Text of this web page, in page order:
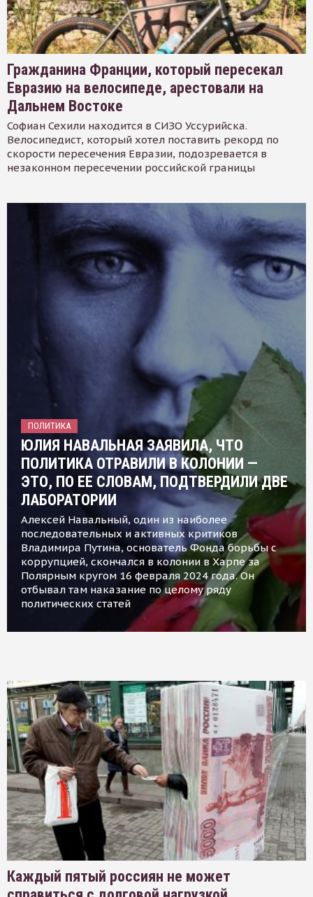
Гражданина Франции, который пересекал
Евразию на велосипеде, арестовали на
Дальнем Востоке
Софиан Сехили находится в СИЗО Уссурийска.
Велосипедист, который хотел поставить рекорд по
скорости пересечения Евразии, подозревается в
незаконном пересечении российской границы
ПОЛИТИКА
ЮЛИЯ НАВАЛЬНАЯ ЗАЯВИЛА, ЧТО
ПОЛИТИКА ОТРАВИЛИ В КОЛОНИИ —
ЭТО, ПО ЕЕ СЛОВАМ, ПОДТВЕРДИЛИ ДВЕ
ЛАБОРАТОРИИ
Алексей Навальный, один из наиболее
последовательных и активных критиков
Владимира Путина, основатель Фонда борьбы с
коррупцией, скончался в колонии в Харпе за
Полярным кругом 16 февраля 2024 года. Он
отбывал там наказание по целому ряду
политических статей
Каждый пятый россиян не может